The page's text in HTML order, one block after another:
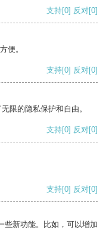
支持[0] 反对[0]
便。
支持[0] 反对[0]
限的隐私保护和自由。
支持[0] 反对[0]
支持[0] 反对[0]
些新功能。比如，可以增加